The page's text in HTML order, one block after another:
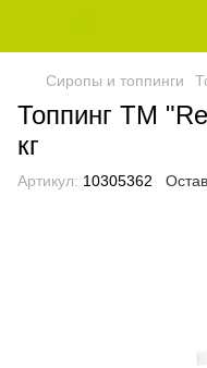
Сиропы и топпинги
Топпинг ТМ
кг
Артикул: 10305362